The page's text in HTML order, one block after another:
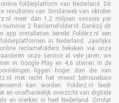
folderplatform van Nederland. Dit
resultaten van Similarweb van oktober
meer dan 1,2 miljoen sessies per
2 Reclamefolder.nl. Dankzij dit
app installaties bereikt Folderz.nl een
in Nederland. Jaarlijks
reclamefolders bekeken via onze
onze service al vele jaren: we
in Google Play en 4,6 sterren in de
liggen hoger dan die van
met recht het meest betrouwbare
kan worden. Folderz.nl biedt
en onafhankelijk overzicht van digitale
en merken in heel Nederland. Omdat